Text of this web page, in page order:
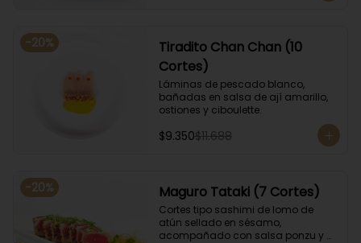
-20%
Tiradito Chan Chan (10
Cortes)
Láminas de pescado blanco,
bañadas en salsa de ají amarillo,
ostiones y ciboulette.
$9.350$11.688
-20% Maguro Tataki (7 Cortes)
Cortes tipo sashimi de lomo de
atún sellado en sésamo,
acompañado con salsa ponzu y